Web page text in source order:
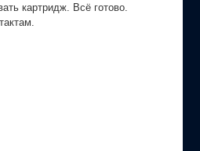
картридж. Всё готово.